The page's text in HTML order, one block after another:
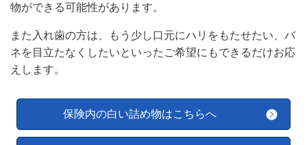
物ができる可能性があります。
また入れ歯の方は、もう少し口元にハリをもたせたい、バ
ネを目立たなくしたいといったご希望にもできるだけお応
えします。
保険内の白い詰め物はこちらへ